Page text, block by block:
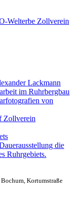
Welterbe Zollverein
Lackmann
im Ruhrbergbau
von
Zollverein
die
Ruhrgebiets.
Bochum, Kortumstraße